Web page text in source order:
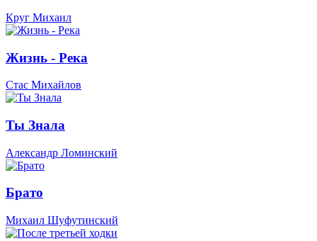
Круг Михаил
Жизнь - Река
Стас Михайлов
Ты Знала
Александр Ломинский
Брато
Михаил Шуфутинский